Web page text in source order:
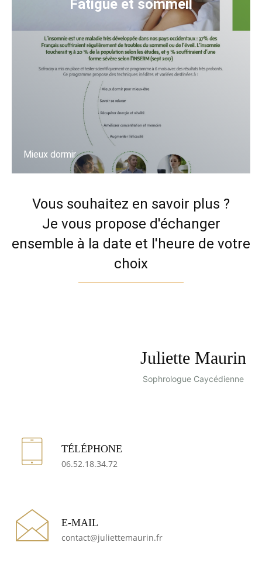
Fatigue et sommeil
Mieux dormir
plus
Vous souhaitez en savoir plus ?
Je vous propose d'échanger
ensemble à la date et l'heure de votre
choix
Juliette Maurin
Sophrologue Caycédienne
TÉLÉPHONE
06.52.18.34.72
E-MAIL
contact@juliettemaurin.fr